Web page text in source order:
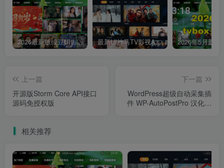
2026最新版绿豆UI9双端影视APP源码 最新UI神马TV影视APP源码 乐檬影视苹果CMS后台 包含前后端源码
上一篇
开源版Storm Core API接口
源码免授权版
下一篇
WordPress超级自动采集插
件 WP-AutoPostPro 汉化破
相关推荐